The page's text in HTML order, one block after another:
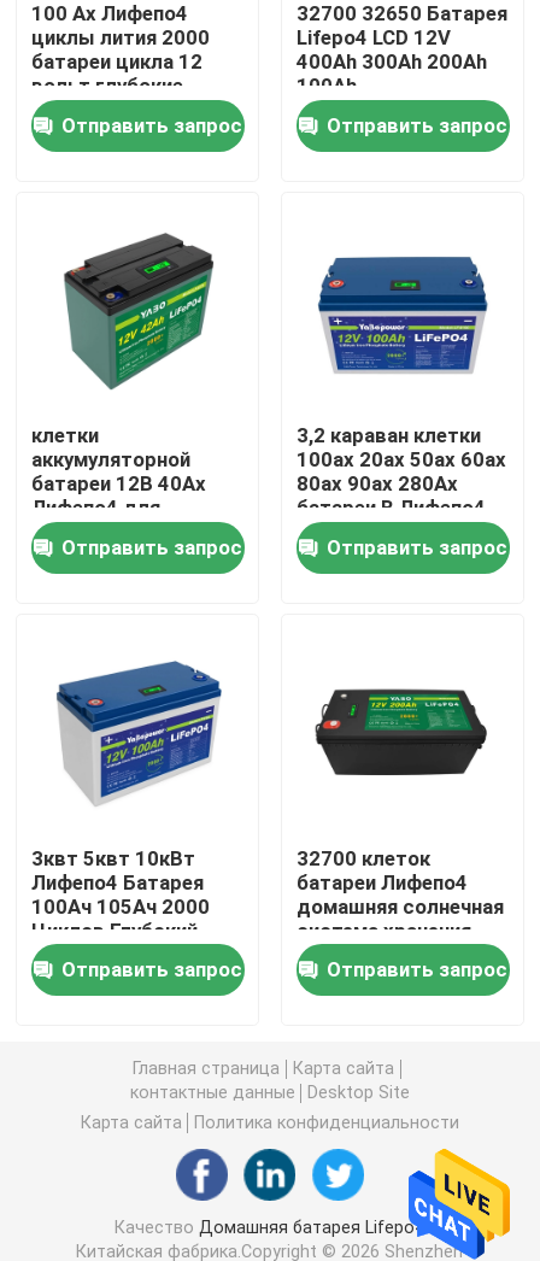
Домой
Продукты
Экскурсия по заводу
Свяжитесь с нами
Новости
Домашняя батарея Lifepo4
батарея 12V LiFePO4
батарея 24V Lifepo4
батарея 48v Lifepo4
Водонепроницаемая батарея Lifepo4
Lifepo4 батарея Powerwall
Батарея ИБП Lifepo4
100 Ах Лифепо4
циклы лития 2000
батареи цикла 12
вольт глубокие
заменяют гель
Отправить запрос
32700 32650 Батарея
Lifepo4 LCD 12V
400Ah 300Ah 200Ah
100Ah
Отправить запрос
клетки
аккумуляторной
батареи 12В 40Ах
Лифепо4 для
солнечной системы
управления
Отправить запрос
3,2 караван клетки
100ах 20ах 50ах 60ах
80ах 90ах 280Ах
батареи В Лифепо4
перезаряжаемые
Отправить запрос
3квт 5квт 10кВт
Лифепо4 Батарея
100Ач 105Ач 2000
Циклов Глубокий
Велосипед РВ Э
циклаОтправить запрос
32700 клеток
батареи Лифепо4
домашняя солнечная
система хранения
12в 48в 50Ах 100Ах
300Ах 200А
Отправить запрос
Главная страница
Карта сайта
контактные данные
Desktop Site
Карта сайта
Политика конфиденциальности
Качество Домашняя батарея Lifepo4
Китайская фабрика.Copyright © 2026 Shenzhen